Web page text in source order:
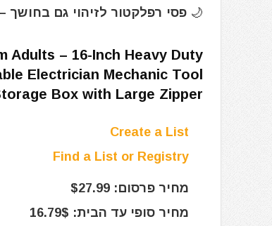
🌙 פסי רפלקטור לזיהוי גם בחושך
Adults – 16-Inch Heavy Duty
Electrician Mechanic Tool
Box with Large Zipper
Create a List
Find a List or Registry
מחיר פרסום: $27.99
מחיר סופי עד הבית: 16.79$